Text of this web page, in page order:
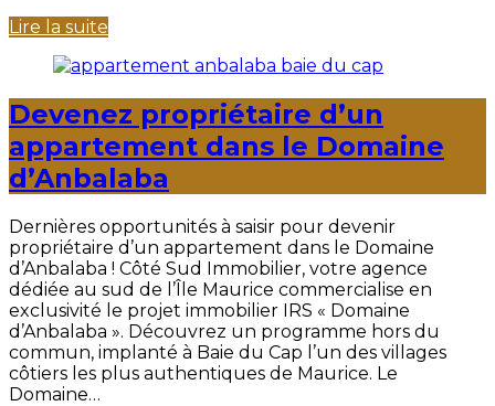
Lire la suite
Devenez propriétaire d’un
appartement dans le Domaine
d’Anbalaba
Dernières opportunités à saisir pour devenir
propriétaire d’un appartement dans le Domaine
d’Anbalaba ! Côté Sud Immobilier, votre agence
dédiée au sud de l’Île Maurice commercialise en
exclusivité le projet immobilier IRS « Domaine
d’Anbalaba ». Découvrez un programme hors du
commun, implanté à Baie du Cap l’un des villages
côtiers les plus authentiques de Maurice. Le
Domaine…